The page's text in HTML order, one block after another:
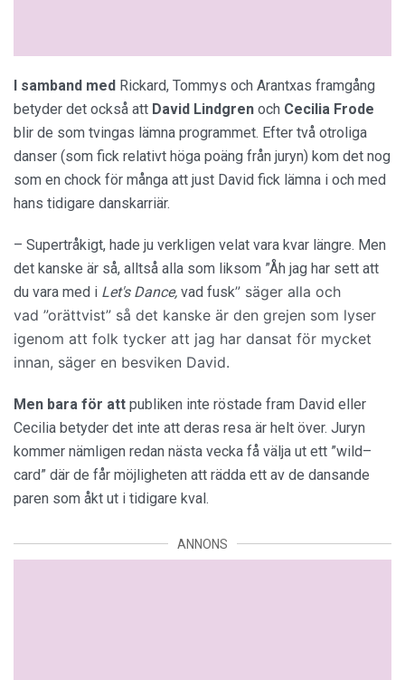
I samband med Rickard, Tommys och Arantxas framgång
betyder det också att David Lindgren och Cecilia Frode
blir de som tvingas lämna programmet. Efter två otroliga
danser (som fick relativt höga poäng från juryn) kom det nog
som en chock för många att just David fick lämna i och med
hans tidigare danskarriär.
– Supertråkigt, hade ju verkligen velat vara kvar längre. Men
det kanske är så, alltså alla som liksom ”Åh jag har sett att
du vara med i Let's Dance, vad fusk” säger alla och
vad ”orättvist” så det kanske är den grejen som lyser
igenom att folk tycker att jag har dansat för mycket
innan, säger en besviken David.
Men bara för att publiken inte röstade fram David eller
Cecilia betyder det inte att deras resa är helt över. Juryn
kommer nämligen redan nästa vecka få välja ut ett ”wild–
card” där de får möjligheten att rädda ett av de dansande
paren som åkt ut i tidigare kval.
ANNONS